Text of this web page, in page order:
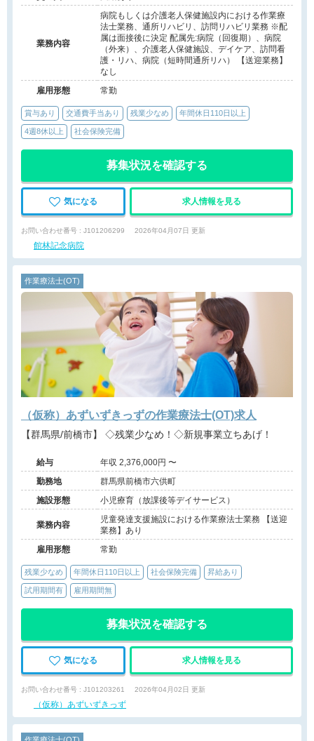
業務内容
病院もしくは介護老人保健施設内における作業療
法士業務、通所リハビリ、訪問リハビリ業務 ※配
属は面接後に決定 配属先:病院（回復期）、病院
（外来）、介護老人保健施設、デイケア、訪問看
護・リハ、病院（短時間通所リハ） 【送迎業務】
なし
雇用形態
常勤
賞与あり 交通費手当あり 残業少なめ 年間休日110日以上
4週8休以上 社会保険完備
募集状況を確認する
気になる 求人情報を見る
お問い合わせ番号 : J101206299 2026年04月07日 更新
館林記念病院
作業療法士(OT)
（仮称）あずいずきっずの作業療法士(OT)求人
【群馬県/前橋市】 ◇残業少なめ！◇新規事業立ちあげ！
給与
年収 2,376,000円 〜
勤務地
群馬県前橋市六供町
施設形態
小児療育（放課後等デイサービス）
業務内容
児童発達支援施設における作業療法士業務 【送迎
業務】あり
雇用形態
常勤
残業少なめ 年間休日110日以上 社会保険完備 昇給あり
試用期間有 雇用期間無
募集状況を確認する
気になる 求人情報を見る
お問い合わせ番号 : J101203261 2026年04月02日 更新
（仮称）あずいずきっず